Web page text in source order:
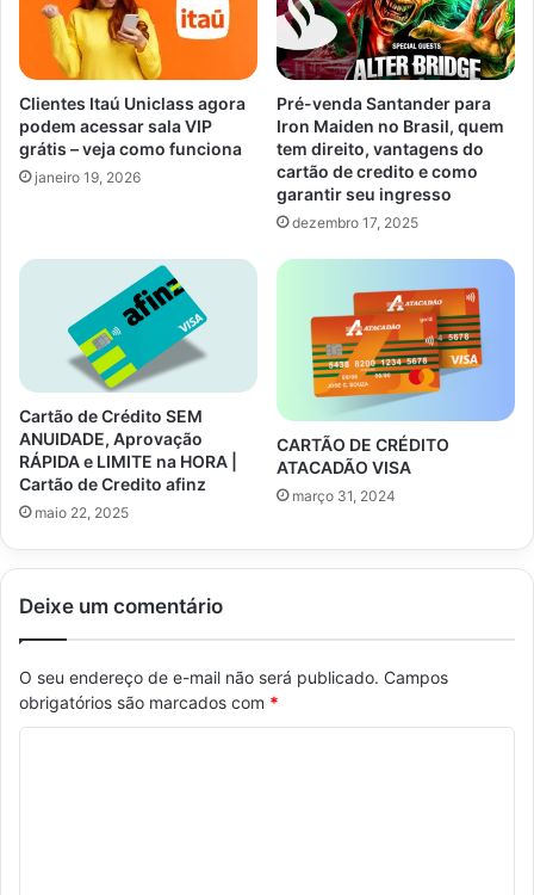
Clientes Itaú Uniclass agora
podem acessar sala VIP
grátis – veja como funciona
janeiro 19, 2026
Pré-venda Santander para
Iron Maiden no Brasil, quem
tem direito, vantagens do
cartão de credito e como
garantir seu ingresso
dezembro 17, 2025
Cartão de Crédito SEM
ANUIDADE, Aprovação
RÁPIDA e LIMITE na HORA |
Cartão de Credito afinz
maio 22, 2025
CARTÃO DE CRÉDITO
ATACADÃO VISA
março 31, 2024
Deixe um comentário
O seu endereço de e-mail não será publicado. Campos
obrigatórios são marcados com *